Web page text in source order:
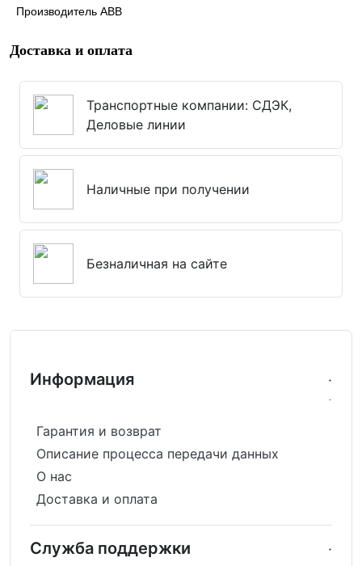
Производитель АВВ
Доставка и оплата
Транспортные компании: СДЭК,
Деловые линии
Наличные при получении
Безналичная на сайте
Информация
Гарантия и возврат
Описание процесса передачи данных
О нас
Доставка и оплата
Служба поддержки